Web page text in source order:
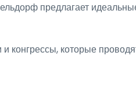
предлагает
конгрессы, которые